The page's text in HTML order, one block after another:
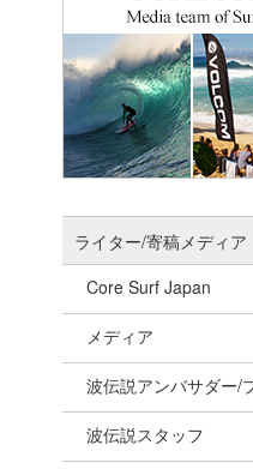
ライター/寄稿メディア
Core Surf Japan
Naoya Kimoto
mitsuteru Kamio
Yasunari Inoue
メディア
SURFMEDIA
Colors MAGAZINE
波伝説アンバサダー/
福島寿実子
波伝説スタッフ